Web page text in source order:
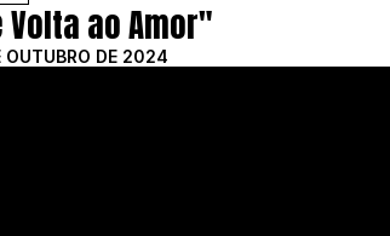
ao Amor"
OUTUBRO DE 2024